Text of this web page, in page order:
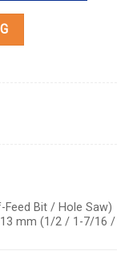
PIN(BL)(18V) số
Bit / Hole Saw)
mm (1/2 / 1-7/16 /